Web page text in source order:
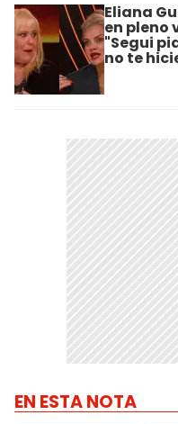
Eliana
en pleno
"Segui
no te
EN ESTA NOTA